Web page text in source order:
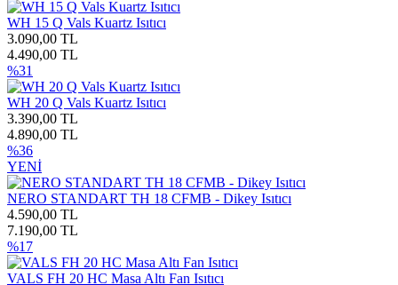
WH 15 Q Vals Kuartz Isıtıcı
3.090,00 TL
4.490,00 TL
%31
WH 20 Q Vals Kuartz Isıtıcı
3.390,00 TL
4.890,00 TL
%36
YENİ
NERO STANDART TH 18 CFMB - Dikey Isıtıcı
4.590,00 TL
7.190,00 TL
%17
VALS FH 20 HC Masa Altı Fan Isıtıcı